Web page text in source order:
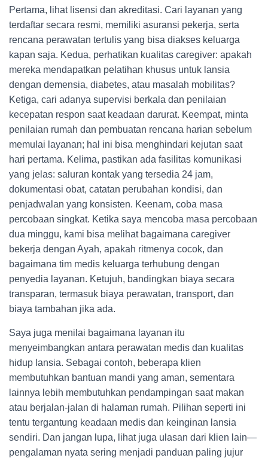
Pertama, lihat lisensi dan akreditasi. Cari layanan yang
terdaftar secara resmi, memiliki asuransi pekerja, serta
rencana perawatan tertulis yang bisa diakses keluarga
kapan saja. Kedua, perhatikan kualitas caregiver: apakah
mereka mendapatkan pelatihan khusus untuk lansia
dengan demensia, diabetes, atau masalah mobilitas?
Ketiga, cari adanya supervisi berkala dan penilaian
kecepatan respon saat keadaan darurat. Keempat, minta
penilaian rumah dan pembuatan rencana harian sebelum
memulai layanan; hal ini bisa menghindari kejutan saat
hari pertama. Kelima, pastikan ada fasilitas komunikasi
yang jelas: saluran kontak yang tersedia 24 jam,
dokumentasi obat, catatan perubahan kondisi, dan
penjadwalan yang konsisten. Keenam, coba masa
percobaan singkat. Ketika saya mencoba masa percobaan
dua minggu, kami bisa melihat bagaimana caregiver
bekerja dengan Ayah, apakah ritmenya cocok, dan
bagaimana tim medis keluarga terhubung dengan
penyedia layanan. Ketujuh, bandingkan biaya secara
transparan, termasuk biaya perawatan, transport, dan
biaya tambahan jika ada.
Saya juga menilai bagaimana layanan itu
menyeimbangkan antara perawatan medis dan kualitas
hidup lansia. Sebagai contoh, beberapa klien
membutuhkan bantuan mandi yang aman, sementara
lainnya lebih membutuhkan pendampingan saat makan
atau berjalan-jalan di halaman rumah. Pilihan seperti ini
tentu tergantung keadaan medis dan keinginan lansia
sendiri. Dan jangan lupa, lihat juga ulasan dari klien lain—
pengalaman nyata sering menjadi panduan paling jujur